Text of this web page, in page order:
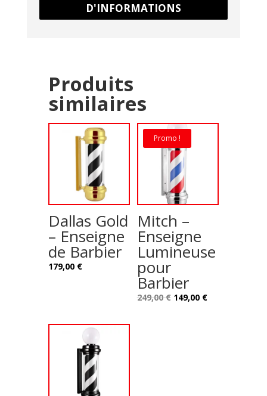
D'INFORMATIONS
Produits
similaires
Dallas Gold
– Enseigne
de Barbier
179,00 €
Promo !
Mitch –
Enseigne
Lumineuse
pour
Barbier
249,00€ Le
149,00 €Le